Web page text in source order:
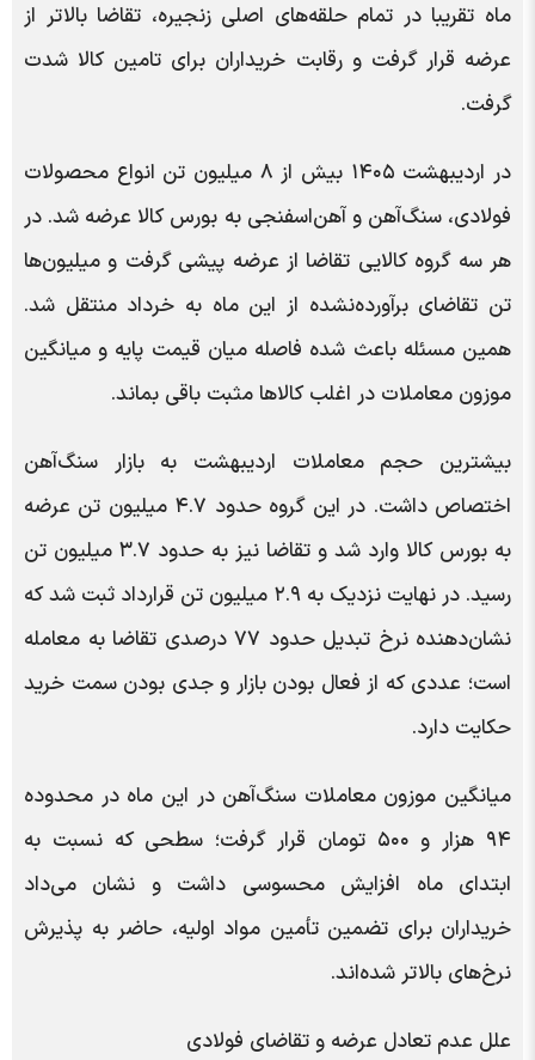
ماه تقریبا در تمام حلقه‌های اصلی زنجیره، تقاضا بالاتر از
عرضه قرار گرفت و رقابت خریداران برای تامین کالا شدت
گرفت.
در اردیبهشت ۱۴۰۵ بیش از ۸ میلیون تن انواع محصولات
فولادی، سنگ‌آهن و آهن‌اسفنجی به بورس کالا عرضه شد. در
هر سه گروه کالایی تقاضا از عرضه پیشی گرفت و میلیون‌ها
تن تقاضای برآورده‌نشده از این ماه به خرداد منتقل شد.
همین مسئله باعث شده فاصله میان قیمت پایه و میانگین
موزون معاملات در اغلب کالاها مثبت باقی بماند.
بیشترین حجم معاملات اردیبهشت به بازار سنگ‌آهن
اختصاص داشت. در این گروه حدود ۴.۷ میلیون تن عرضه
به بورس کالا وارد شد و تقاضا نیز به حدود ۳.۷ میلیون تن
رسید. در نهایت نزدیک به ۲.۹ میلیون تن قرارداد ثبت شد که
نشان‌دهنده نرخ تبدیل حدود ۷۷ درصدی تقاضا به معامله
است؛ عددی که از فعال بودن بازار و جدی بودن سمت خرید
حکایت دارد.
میانگین موزون معاملات سنگ‌آهن در این ماه در محدوده
۹۴ هزار و ۵۰۰ تومان قرار گرفت؛ سطحی که نسبت به
ابتدای ماه افزایش محسوسی داشت و نشان می‌داد
خریداران برای تضمین تأمین مواد اولیه، حاضر به پذیرش
نرخ‌های بالاتر شده‌اند.
علل عدم تعادل عرضه و تقاضای فولادی